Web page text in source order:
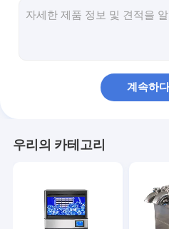
계속하
우리의 카테고리